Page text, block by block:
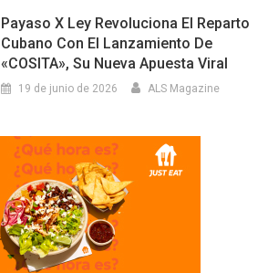
Payaso X Ley Revoluciona El Reparto
Cubano Con El Lanzamiento De
«COSITA», Su Nueva Apuesta Viral
19 de junio de 2026 ALS Magazine